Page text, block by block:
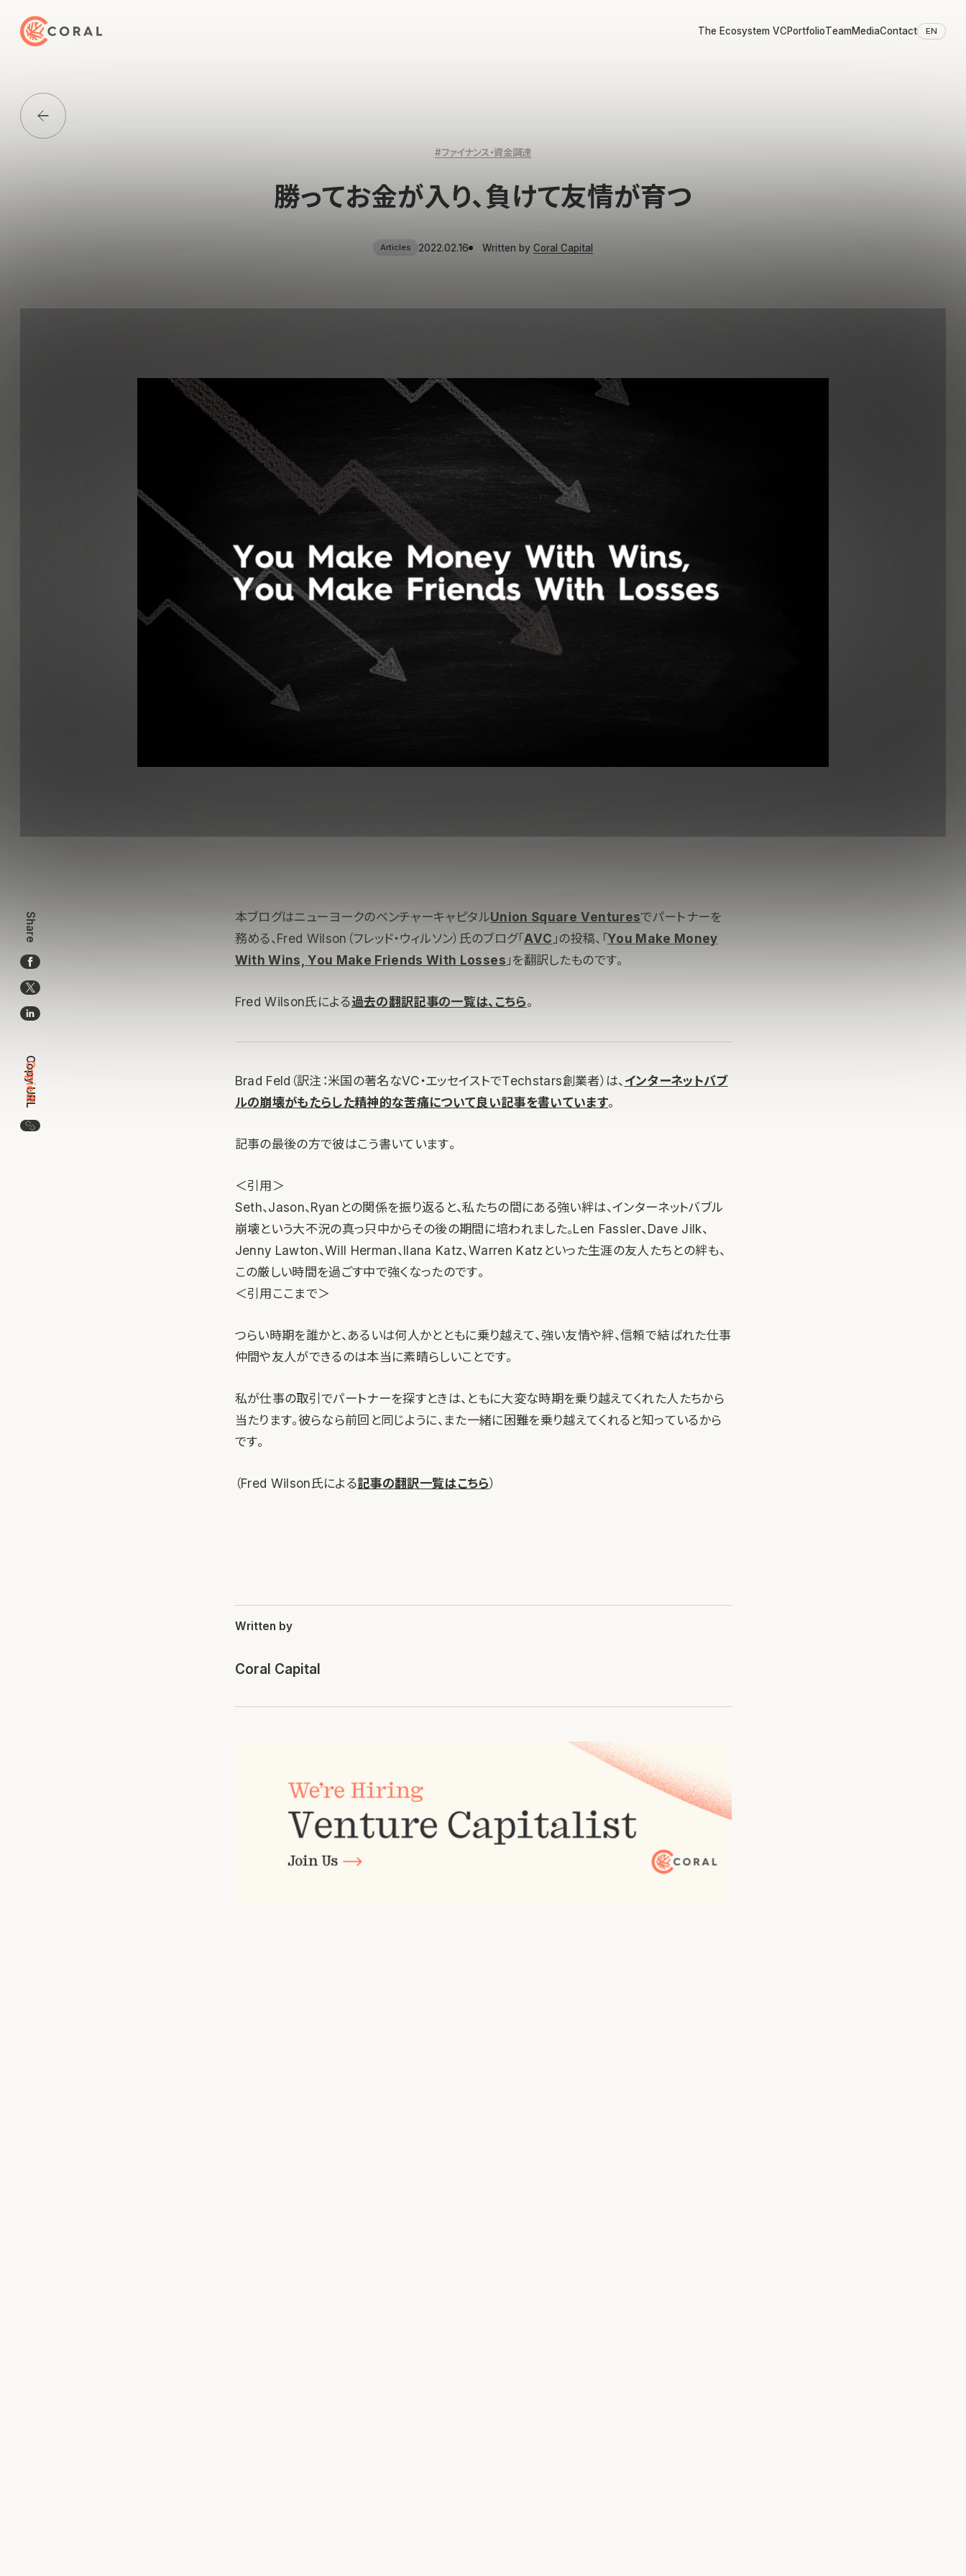
トップページへ戻る
The Ecosystem VCPortfolioTeamMediaContact EN
Media一覧に戻る
#ファイナンス・資金調達
勝ってお金が入り、負けて友情が育つ
Articles 2022.02.16 Written by Coral Capital
Share
Copy URL
Copied!
この記事のURLをコピー
本ブログはニューヨークのベンチャーキャピタルUnion Square Venturesでパートナーを
務める、Fred Wilson（フレッド・ウィルソン）氏のブログ「AVC 」の投稿、「You Make Money
With Wins, You Make Friends With Losses 」を翻訳したものです。
Fred Wilson氏による過去の翻訳記事の一覧は、こちら。
Brad Feld（訳注：米国の著名なVC・エッセイストでTechstars創業者）は、 インターネットバブ
ルの崩壊がもたらした精神的な苦痛について良い記事を書いています。
記事の最後の方で彼はこう書いています。
＜引用＞
Seth、Jason、Ryanとの関係を振り返ると、私たちの間にある強い絆は、インターネットバブル
崩壊という大不況の真っ只中からその後の期間に培われました。Len Fassler、Dave Jilk、
Jenny Lawton、Will Herman、Ilana Katz、Warren Katzといった生涯の友人たちとの絆も、
この厳しい時間を過ごす中で強くなったのです。
＜引用ここまで＞
つらい時期を誰かと、あるいは何人かとともに乗り越えて、強い友情や絆、信頼で結ばれた仕事
仲間や友人ができるのは本当に素晴らしいことです。
私が仕事の取引でパートナーを探すときは、ともに大変な時期を乗り越えてくれた人たちから
当たります。彼らなら前回と同じように、また一緒に困難を乗り越えてくれると知っているから
です。
（Fred Wilson氏による記事の翻訳一覧はこちら）
Written by
Coral Capital